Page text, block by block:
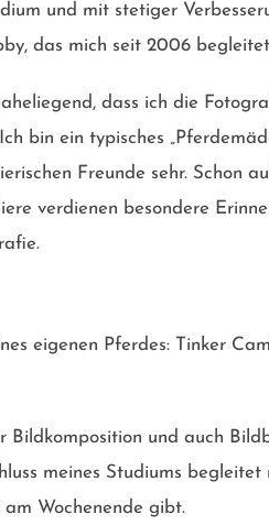
und mit stetiger
das mich seit 2006
dass ich die
bin ein typisches
Freunde sehr. Schon
verdienen besondere
eigenen Pferdes: Tinker
und auch
meines Studiums
Wochenende gibt.